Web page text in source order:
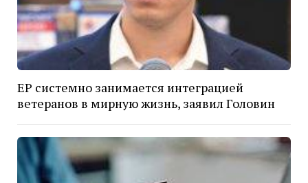
ЕР системно занимается интеграцией
ветеранов в мирную жизнь, заявил Головин